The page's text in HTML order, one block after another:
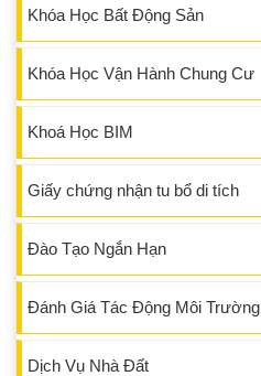
Khóa Học Bất Động Sản
Khóa Học Vận Hành Chung Cư
Khoá Học BIM
Giấy chứng nhận tu bổ di tích
Đào Tạo Ngắn Hạn
Đánh Giá Tác Động Môi Trường
Dịch Vụ Nhà Đất